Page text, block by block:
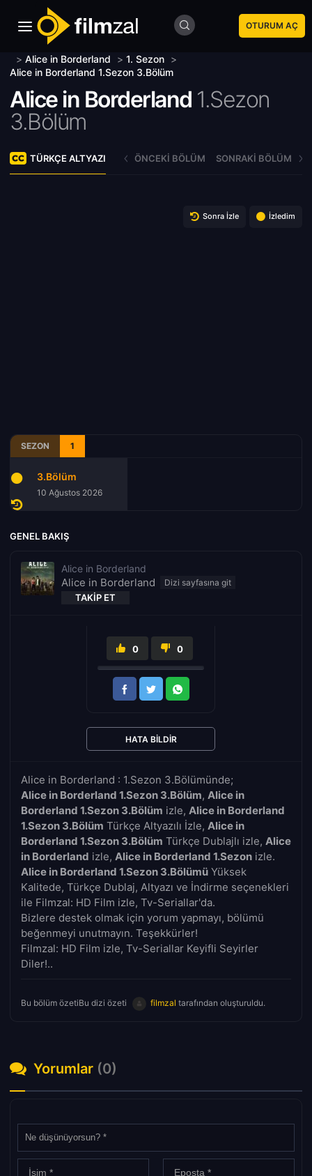
OTURUM AÇ
> Alice in Borderland > 1. Sezon >
Alice in Borderland 1.Sezon 3.Bölüm
Alice in Borderland 1.Sezon
3.Bölüm
TÜRKÇE ALTYAZI ÖNCEKI BÖLÜM SONRAKI BÖLÜM
Sonra İzle İzledim
SEZON 1
3.Bölüm
10 Ağustos 2026
GENEL BAKIŞ
Alice in Borderland
Alice in Borderland
TAKIP ET
Alice in Borderland : 1.Sezon 3.Bölümünde;
Alice in Borderland 1.Sezon 3.Bölüm, Alice in
Borderland 1.Sezon 3.Bölüm izle, Alice in Borderland
1.Sezon 3.Bölüm Türkçe Altyazılı İzle, Alice in
Borderland 1.Sezon 3.Bölüm Türkçe Dublajlı izle, Alice
in Borderland izle, Alice in Borderland 1.Sezon izle.
Alice in Borderland 1.Sezon 3.Bölümü Yüksek
Kalitede, Türkçe Dublaj, Altyazı ve İndirme seçenekleri
ile Filmzal: HD Film izle, Tv-Seriallar'da.
Bizlere destek olmak için yorum yapmayı, bölümü
beğenmeyi unutmayın. Teşekkürler!
Filmzal: HD Film izle, Tv-Seriallar Keyifli Seyirler
Diler!..
Bu bölüm özetiBu dizi özeti filmzal tarafından oluşturuldu.
0 0
HATA BILDIR
Yorumlar (0)